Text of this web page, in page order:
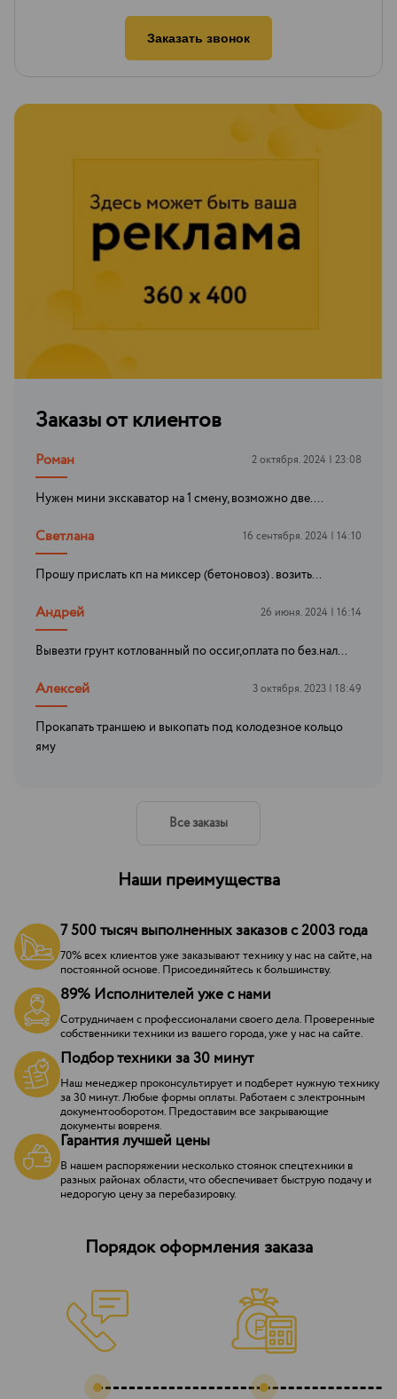
Заказать звонок
Заказы от клиентов
Роман 2 октября. 2024 | 23:08
Нужен мини экскаватор на 1 смену, возможно две....
Светлана 16 сентября. 2024 | 14:10
Прошу прислать кп на миксер (бетоновоз) . возить...
Андрей 26 июня. 2024 | 16:14
Вывезти грунт котлованный по оссиг,оплата по без.нал...
Алексей 3 октября. 2023 | 18:49
Прокапать траншею и выкопать под колодезное кольцо
яму
Все заказы
Наши преимущества
7 500 тысяч выполненных заказов с 2003 года
70% всех клиентов уже заказывают технику у нас на сайте, на
постоянной основе. Присоединяйтесь к большинству.
89% Исполнителей уже с нами
Сотрудничаем с профессионалами своего дела. Проверенные
собственники техники из вашего города, уже у нас на сайте.
Подбор техники за 30 минут
Наш менеджер проконсультирует и подберет нужную технику
за 30 минут. Любые формы оплаты. Работаем с электронным
документооборотом. Предоставим все закрывающие
документы вовремя.
Гарантия лучшей цены
В нашем распоряжении несколько стоянок спецтехники в
разных районах области, что обеспечивает быструю подачу и
недорогую цену за перебазировку.
Порядок оформления заказа